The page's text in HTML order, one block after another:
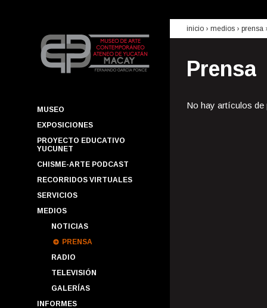
MUSEO
EXPOSICIONES
PROYECTO EDUCATIVO
YUCUNET
CHISME-ARTE PODCAST
RECORRIDOS VIRTUALES
SERVICIOS
MEDIOS
NOTICIAS
PRENSA
RADIO
TELEVISIÓN
GALERÍAS
INFORMES
inicio › medios › prensa
Prensa
No hay artículos de